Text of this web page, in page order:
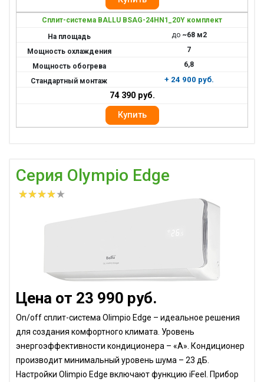
Сплит-система BALLU BSAG-24HN1_20Y комплект
до ~68 м2
7
6,8
+ 24 900 руб.
74 390 руб.
Серия Olympio Edge
Цена от 23 990 руб.
On/off сплит-система Olimpio Edge – идеальное решения
для создания комфортного климата. Уровень
энергоэффективности кондиционера – «А». Кондиционер
производит минимальный уровень шума – 23 дБ.
Настройки Olimpio Edge включают функцию iFeel. Прибор